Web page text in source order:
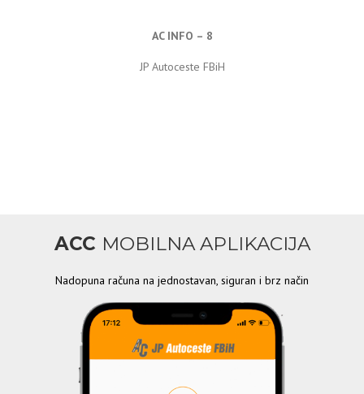
AC INFO – 8
JP Autoceste FBiH
ACC MOBILNA APLIKACIJA
Nadopuna računa na jednostavan, siguran i brz način